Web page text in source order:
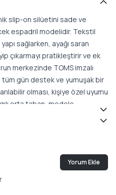
slip-on silüetini sade ve
espadril modelidir. Tekstil
sağlarken, ayağı saran
çıkarmayı pratikleştirir ve ek
merkezinde TOMS imzalı
gün destek ve yumuşak bir
olması, kişiye özel uyumu
orta taban, modele
görünüm kazandırırken
kadar geniş bir kullanım
ya da şortla kolayca eşleşir.
ve sağlığına destek olan
Yorum Ekle